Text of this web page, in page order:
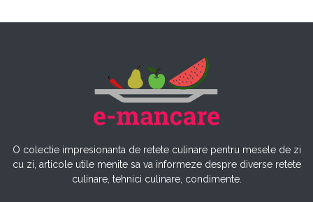
O colectie impresionanta de retete culinare pentru mesele de zi
cu zi, articole utile menite sa va informeze despre diverse retete
culinare, tehnici culinare, condimente.